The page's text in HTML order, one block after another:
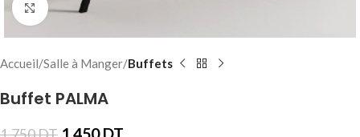
Click to enlarge
Accueil Salle à Manger Buffets
Buffet PALMA